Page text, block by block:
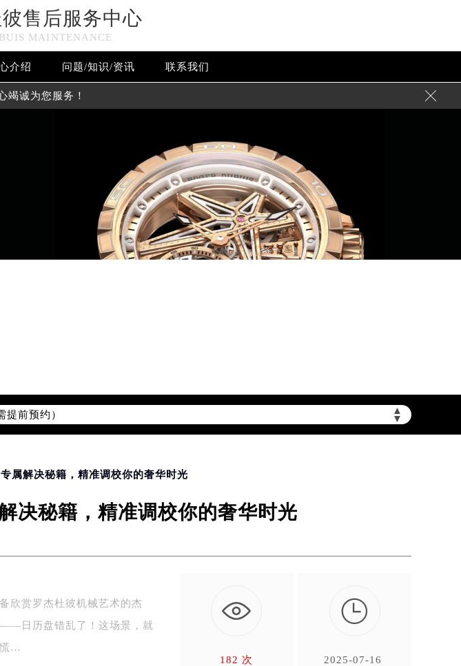
售后服务中心
MAINTENANCE
介绍 问题/知识/资讯 联系我们
竭诚为您服务！ 
▲
▼
、澳门、台湾全部区域（非大陆需加拨“+86”）
提前预约）
前预约）
室（需提前预约）
预约）
约）
楼14层07室（需提前预约）
需提前预约）
预约）
属解决秘籍，精准调校你的奢华时光
决秘籍，精准调校你的奢华时光
欣赏罗杰杜彼机械艺术的杰
——日历盘错乱了！这场景，就
慌…
182 次

2025-07-16